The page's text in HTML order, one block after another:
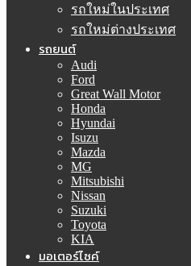
รถใหม่ในประเทศ
รถใหม่ต่างประเทศ
รถยนต์
Audi
Ford
Great Wall Motor
Honda
Hyundai
Isuzu
Mazda
MG
Mitsubishi
Nissan
Suzuki
Toyota
KIA
มอเตอร์ไซค์